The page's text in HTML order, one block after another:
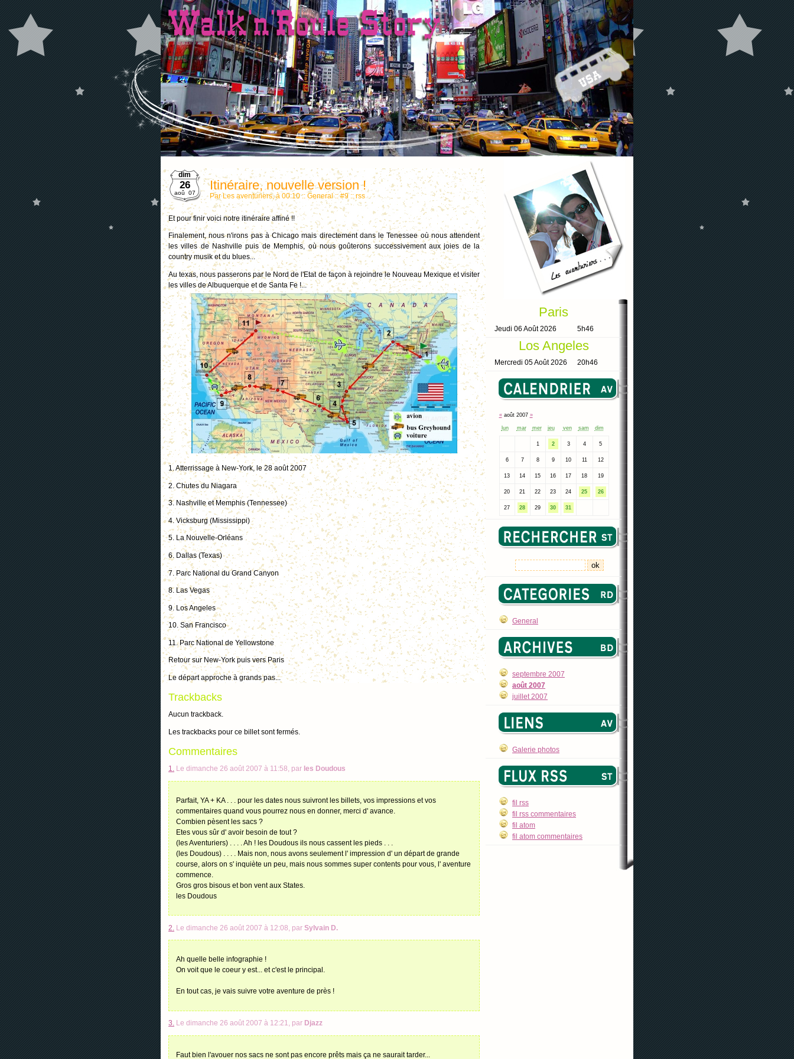
dim
26
aoû 07
Itinéraire, nouvelle version !
Par Les aventuriers, à 00:10:: General :: #9 :: rss
Et pour finir voici notre itinéraire affiné !!
Finalement, nous n'irons pas à Chicago mais directement dans le Tenessee où nous attendent
les villes de Nashville puis de Memphis, où nous goûterons successivement aux joies de la
country musik et du blues...
Au texas, nous passerons par le Nord de l'Etat de façon à rejoindre le Nouveau Mexique et visiter
les villes de Albuquerque et de Santa Fe !...
1. Atterrissage à New-York, le 28 août 2007
2. Chutes du Niagara
3. Nashville et Memphis (Tennessee)
4. Vicksburg (Mississippi)
5. La Nouvelle-Orléans
6. Dallas (Texas)
7. Parc National du Grand Canyon
8. Las Vegas
9. Los Angeles
10. San Francisco
11. Parc National de Yellowstone
Retour sur New-York puis vers Paris
Le départ approche à grands pas...
Trackbacks
Aucun trackback.
Les trackbacks pour ce billet sont fermés.
Commentaires
1. Le dimanche 26 août 2007 à 11:58, par les Doudous
Parfait, YA + KA . . . pour les dates nous suivront les billets, vos impressions et vos
commentaires quand vous pourrez nous en donner, merci d' avance.
Combien pèsent les sacs ?
Etes vous sûr d' avoir besoin de tout ?
(les Aventuriers) . . . . Ah ! les Doudous ils nous cassent les pieds . . .
(les Doudous) . . . . Mais non, nous avons seulement l' impression d' un départ de grande
course, alors on s' inquiète un peu, mais nous sommes super contents pour vous, l' aventure
commence.
Gros gros bisous et bon vent aux States.
les Doudous
2. Le dimanche 26 août 2007 à 12:08, par Sylvain D.
Ah quelle belle infographie !
On voit que le coeur y est... et c'est le principal.
En tout cas, je vais suivre votre aventure de près !
3. Le dimanche 26 août 2007 à 12:21, par Djazz
Faut bien l'avouer nos sacs ne sont pas encore prêts mais ça ne saurait tarder...
Paris
Jeudi 06 Août 2026 5h46
Los Angeles
Mercredi 05 Août 2026 20h46
«août 2007 »
lun mar mer jeu ven sam dim
1 2 3 4 5
6 7 8 9 10 11 12
13 14 15 16 17 18 19
20 21 22 23 24 25 26
27 28 29 30 31
General
septembre 2007
août 2007
juillet 2007
Galerie photos
fil rss
fil rss commentaires
fil atom
fil atom commentaires